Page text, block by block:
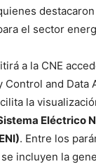
el sector
a la CNE
Control and Data
la
Eléctrico
. Entre los
incluyen la